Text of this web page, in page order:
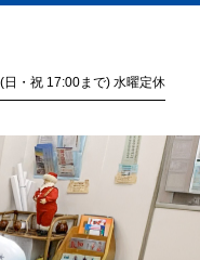
(日・祝 17:00まで) 水曜定休